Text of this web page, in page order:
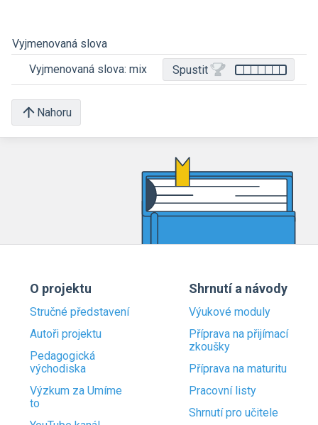
Vyjmenovaná slova
Vyjmenovaná slova: mix
Spustit
Nahoru
O projektu
Stručné představení
Autoři projektu
Pedagogická
východiska
Výzkum za Umíme
to
Shrnutí a návody
Výukové moduly
Příprava na přijímací
zkoušky
Příprava na maturitu
Pracovní listy
Shrnutí pro učitele